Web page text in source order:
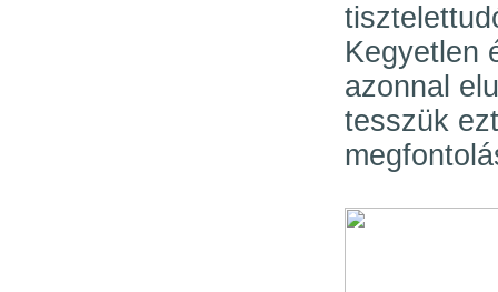
Kegyetlen
azonnal
tesszük